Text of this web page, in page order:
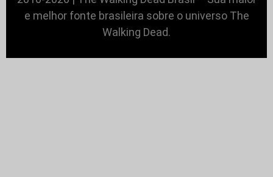
e melhor fonte brasileira sobre o universo The
Walking Dead.